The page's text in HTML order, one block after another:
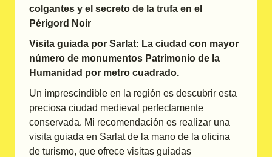
colgantes y el secreto de la trufa en el
Périgord Noir
Visita guiada por Sarlat: La ciudad con mayor
número de monumentos Patrimonio de la
Humanidad por metro cuadrado.
Un imprescindible en la región es descubrir esta
preciosa ciudad medieval perfectamente
conservada. Mi recomendación es realizar una
visita guiada en Sarlat de la mano de la oficina
de turismo, que ofrece visitas guiadas